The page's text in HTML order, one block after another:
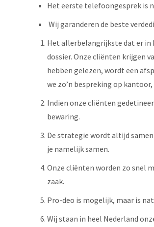
Het eerste telefoongesprek is
Wij garanderen de beste
Het allerbelangrijkste dat er in
dossier. Onze cliënten krijgen
hebben gelezen, wordt een
we zo’n bespreking op
Indien onze cliënten
bewaring.
De strategie wordt altijd
je namelijk samen.
Onze cliënten worden zo snel
zaak.
Pro-deo is mogelijk, maar is
Wij staan in heel Nederland